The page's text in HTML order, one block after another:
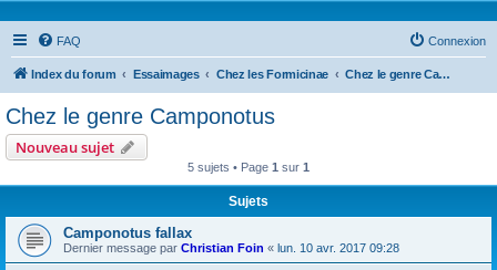
FAQ Connexion
Index du forum Essaimages Chez les Formicinae Chez le genre Camponotus
Chez le genre Camponotus
Nouveau sujet
5 sujets • Page 1 sur 1
Sujets
Camponotus fallax
Dernier message par Christian Foin « lun. 10 avr. 2017 09:28